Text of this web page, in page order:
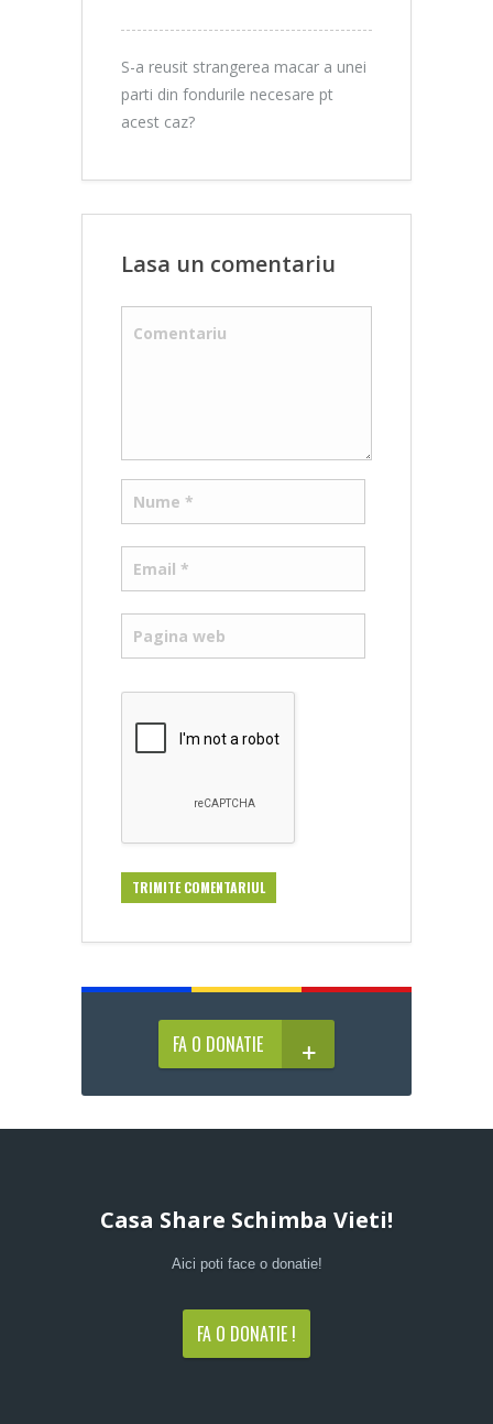
S-a reusit strangerea macar a unei
parti din fondurile necesare pt
acest caz?
Lasa un comentariu
FA O DONATIE
Casa Share Schimba Vieti!
Aici poti face o donatie!
FA O DONATIE !